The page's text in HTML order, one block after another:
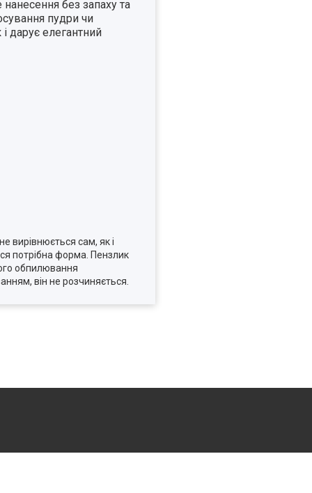
без запаху та
пудри чи
дарує елегантний
вирівнюється сам, як і
потрібна форма. Пензлик
обпилювання
він не розчиняється.